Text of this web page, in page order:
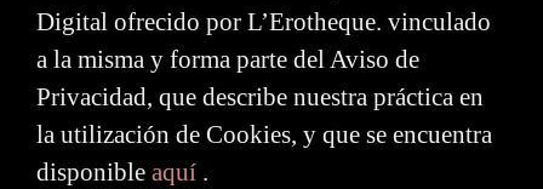
Digital ofrecido por L’Erotheque. vinculado
a la misma y forma parte del Aviso de
Privacidad, que describe nuestra práctica en
la utilización de Cookies, y que se encuentra
disponible aquí .